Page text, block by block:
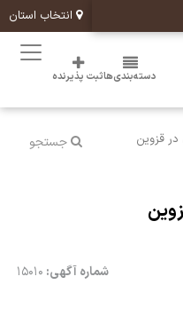
انتخاب استان
دسته‌بندی‌هاثبت پذیرنده
جستجو قزوین
شماره آگهی: 15010